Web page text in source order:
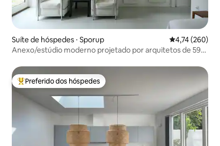
Suíte de hóspedes ⋅ Sporup 4,74 de uma
4,74 (260)
Anexo/estúdio moderno projetado por arquitetos de 59
Entre os melhores preferidos dos hóspedes
Preferido dos hóspedes